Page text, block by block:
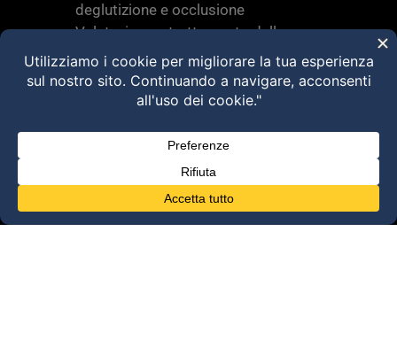
deglutizione e occlusione
Valutazione e trattamento delle
disfunzioni dei sistemi di movimento –
Torino 28 MARZO 2026
HVLA – Moduli Clinici – 2026
@2025 Dott. Alessandro Carollo – All rights